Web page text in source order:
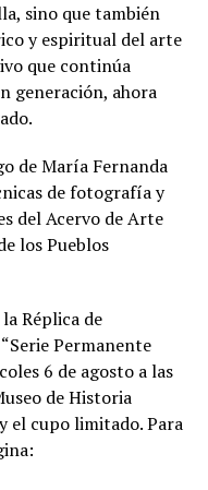
sino que también
y espiritual del arte
que continúa
generación, ahora
de María Fernanda
de fotografía y
del Acervo de Arte
los Pueblos
Réplica de
Permanente
6 de agosto a las
de Historia
el cupo limitado. Para